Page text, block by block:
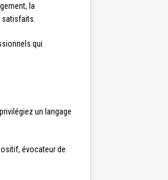
la
qui
un langage
évocateur de